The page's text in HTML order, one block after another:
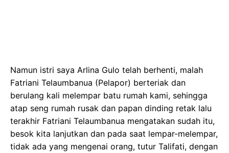
Namun istri saya Arlina Gulo telah berhenti, malah
Fatriani Telaumbanua (Pelapor) berteriak dan
berulang kali melempar batu rumah kami, sehingga
atap seng rumah rusak dan papan dinding retak lalu
terakhir Fatriani Telaumbanua mengatakan sudah itu,
besok kita lanjutkan dan pada saat lempar-melempar,
tidak ada yang mengenai orang, tutur Talifati, dengan